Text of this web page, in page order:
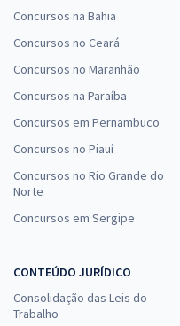
Concursos na Bahia
Concursos no Ceará
Concursos no Maranhão
Concursos na Paraíba
Concursos em Pernambuco
Concursos no Piauí
Concursos no Rio Grande do
Norte
Concursos em Sergipe
CONTEÚDO JURÍDICO
Consolidação das Leis do
Trabalho